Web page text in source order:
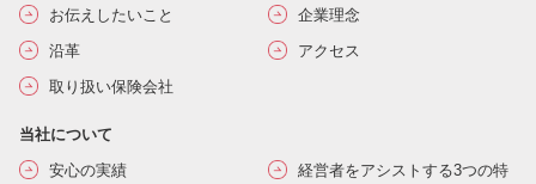
お伝えしたいこと
企業理念
沿革
アクセス
取り扱い保険会社
当社について
安心の実績
経営者をアシストする3つの特